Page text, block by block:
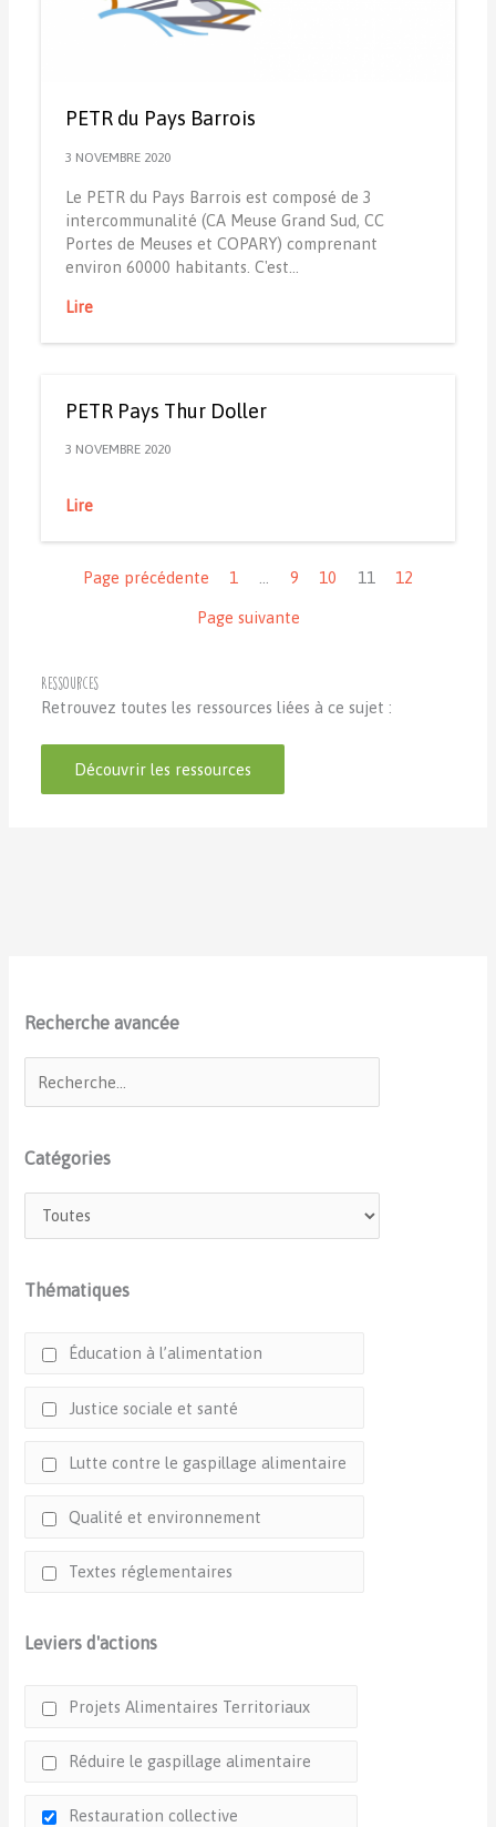
PETR du Pays Barrois
3 NOVEMBRE 2020
Le PETR du Pays Barrois est composé de 3
intercommunalité (CA Meuse Grand Sud, CC
Portes de Meuses et COPARY) comprenant
environ 60000 habitants. C'est…
Lire
PETR Pays Thur Doller
3 NOVEMBRE 2020
Lire
Page précédente
1 9 10 11 12
Page suivante
Ressources
Retrouvez toutes les ressources liées à ce sujet :
Découvrir les ressources
Recherche avancée
Catégories
Thématiques
Éducation à l’alimentation
Justice sociale et santé
Lutte contre le gaspillage alimentaire
Qualité et environnement
Textes réglementaires
Leviers d'actions
Projets Alimentaires Territoriaux
Réduire le gaspillage alimentaire
Restauration collective